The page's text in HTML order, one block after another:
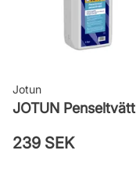
Jotun
JOTUN Penseltvätt
239 SEK